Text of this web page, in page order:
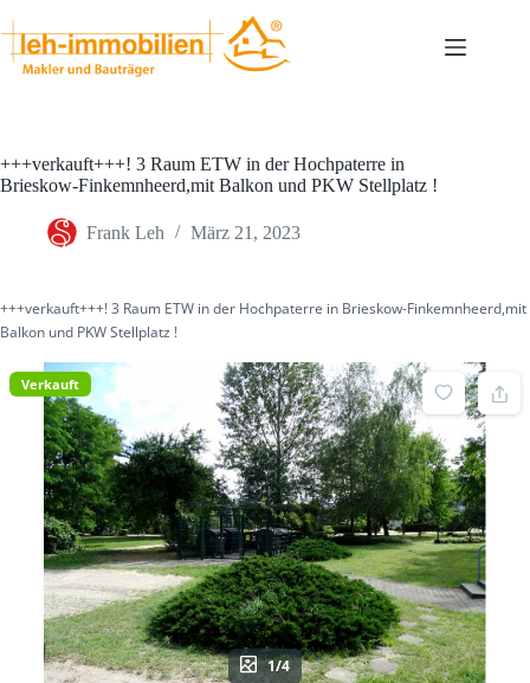
Inhalt
springen
+++verkauft+++! 3 Raum ETW in der Hochpaterre in
Brieskow-Finkemnheerd,mit Balkon und PKW Stellplatz !
Frank Leh März 21, 2023
+++verkauft+++! 3 Raum ETW in der Hochpaterre in Brieskow-Finkemnheerd,mit
Balkon und PKW Stellplatz !
Verkauft
1/4